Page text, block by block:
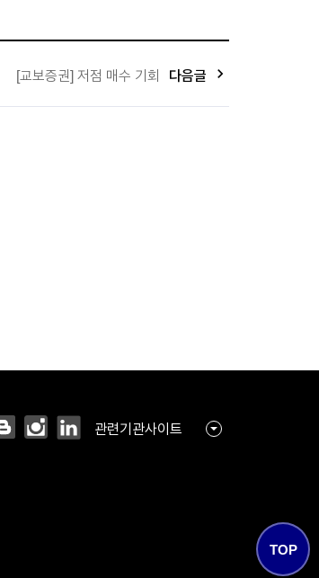
[교보증권] 저점 매수 기회 다음글 keyboard_arrow_right
TOP
관련기관사이트